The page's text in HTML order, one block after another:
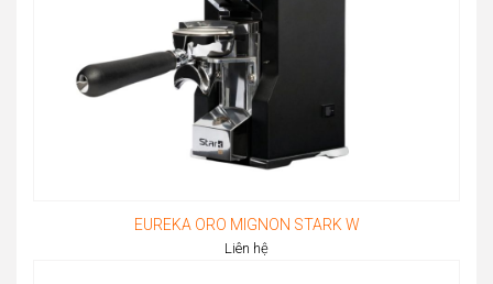
EUREKA ORO MIGNON STARK W
Liên hệ